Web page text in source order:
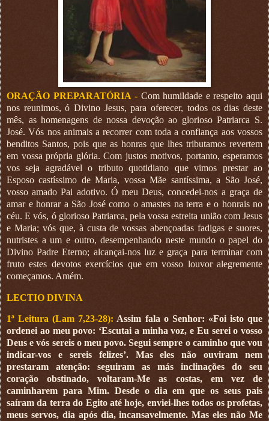
ORAÇÃO PREPARATÓRIA - Com humildade e respeito aqui
nos reunimos, ó Divino Jesus, para oferecer, todos os dias deste
mês, as homenagens de nossa devoção ao glorioso Patriarca S.
José. Vós nos animais a recorrer com toda a confiança aos vossos
benditos Santos, pois que as honras que lhes tributamos revertem
em vossa própria glória. Com justos motivos, portanto, esperamos
vos seja agradável o tributo quotidiano que vimos prestar ao
Esposo castíssimo de Maria, vossa Mãe santíssima, a São José,
vosso amado Pai adotivo. Ó meu Deus, concedei-nos a graça de
amar e honrar a São José como o amastes na terra e o honrais no
céu. E vós, ó glorioso Patriarca, pela vossa estreita união com Jesus
e Maria; vós que, à custa de vossas abençoadas fadigas e suores,
nutristes a um e outro, desempenhando neste mundo o papel do
Divino Padre Eterno; alcançai-nos luz e graça para terminar com
fruto estes devotos exercícios que em vosso louvor alegremente
começamos. Amém.
LECTIO DIVINA
1ª Leitura (Lam 7,23-28):Assim fala o Senhor: «Foi isto que
ordenei ao meu povo: ‘Escutai a minha voz, e Eu serei o vosso
Deus e vós sereis o meu povo. Segui sempre o caminho que vou
indicar-vos e sereis felizes’. Mas eles não ouviram nem
prestaram atenção: seguiram as más inclinações do seu
coração obstinado, voltaram-Me as costas, em vez de
caminharem para Mim. Desde o dia em que os seus pais
saíram da terra do Egito até hoje, enviei-lhes todos os profetas,
meus servos, dia após dia, incansavelmente. Mas eles não Me